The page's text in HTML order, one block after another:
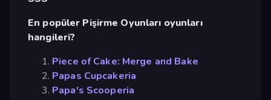
En popüler Pişirme Oyunları oyunları
hangileri?
Piece of Cake: Merge and Bake
Papas Cupcakeria
Papa's Scooperia